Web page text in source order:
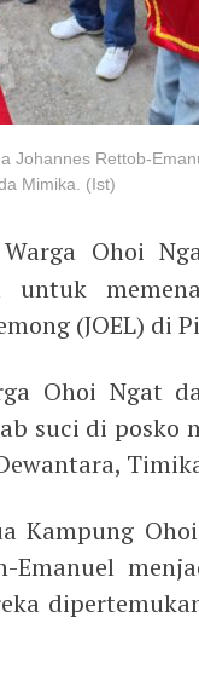
Johannes Rettob-
Mimika. (Ist)
Ohoi
(JOEL) di
Ohoi Ngat
suci di posko
Kampung
Emanuel